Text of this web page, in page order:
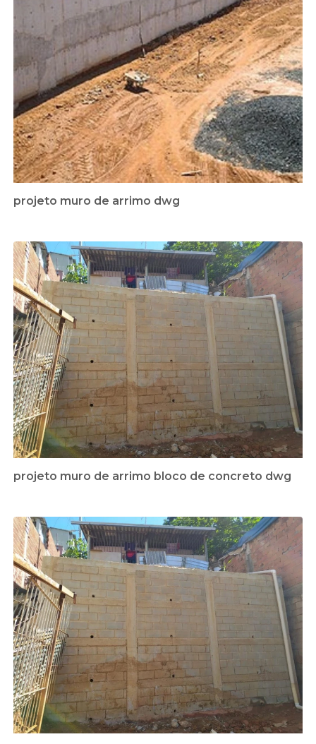
projeto muro de arrimo dwg
projeto muro de arrimo bloco de concreto dwg